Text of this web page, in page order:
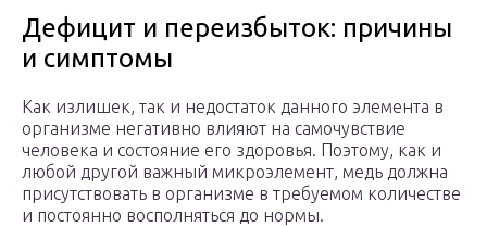
Дефицит и переизбыток: причины
и симптомы
Как излишек, так и недостаток данного элемента в
организме негативно влияют на самочувствие
человека и состояние его здоровья. Поэтому, как и
любой другой важный микроэлемент, медь должна
присутствовать в организме в требуемом количестве
и постоянно восполняться до нормы.